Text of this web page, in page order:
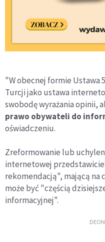
"W obecnej formie Ustawa
Turcji jako ustawa
swobodę wyrażania opinii,
prawo obywateli do
oświadczeniu.
Zreformowanie lub
internetowej przedstawiciel
rekomendacją", mającą na
może być "częścią
informacyjnej".